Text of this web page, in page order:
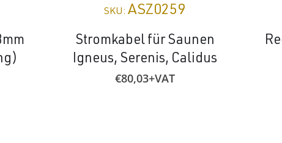
SKU:ASZ0259
Stromkabel für Saunen
Igneus, Serenis, Calidus
€80,03+VAT